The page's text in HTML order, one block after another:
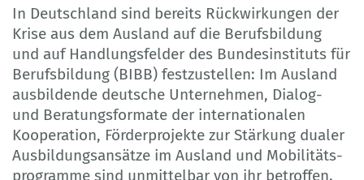
In Deutschland sind bereits Rückwirkungen der
Krise aus dem Ausland auf die Berufsbildung
und auf Handlungsfelder des Bundesinstituts für
Berufsbildung (BIBB) festzustellen: Im Ausland
ausbildende deutsche Unternehmen, Dialog-
und Beratungsformate der internationalen
Kooperation, Förderprojekte zur Stärkung dualer
Ausbildungsansätze im Ausland und Mobilitäts­
programme sind unmittelbar von ihr betroffen.